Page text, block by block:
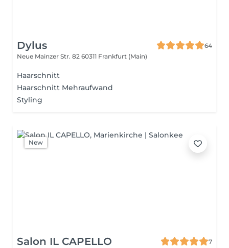
Dylus
64
Neue Mainzer Str. 82 60311 Frankfurt (Main)
Haarschnitt
Haarschnitt Mehraufwand
Styling
New
Salon IL CAPELLO
7